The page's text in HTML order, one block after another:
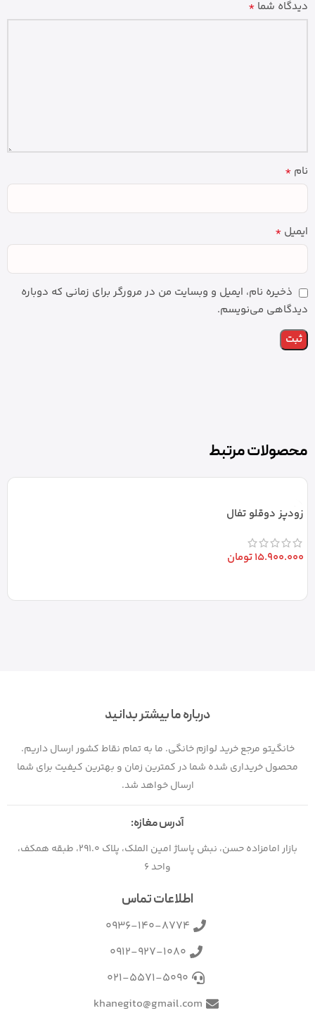
دیدگاه شما *
نام *
ایمیل *
ذخیره نام، ایمیل و وبسایت من در مرورگر برای زمانی که دوباره
دیدگاهی می‌نویسم.
محصولات مرتبط
زودپز دوقلو تفال
15.900.000تومان
درباره ما بیشتر بدانید
خانگیتو مرجع خرید لوازم خانگی. ما به تمام نقاط کشور ارسال داریم.
محصول خریداری شده شما در کمترین زمان و بهترین کیفیت برای شما
ارسال خواهد شد.
آدرس مغازه:
بازار امامزاده حسن، نبش پاساژ امین الملک، پلاک 291.0، طبقه همکف،
واحد 6
اطلاعات تماس
0936-140-8774
0912-927-1080
021-5571-5090
khanegito@gmail.com